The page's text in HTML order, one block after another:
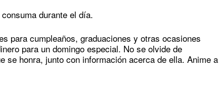
durante el día.
para cumpleaños, graduaciones y otras ocasiones
para un domingo especial. No se olvide de
se honra, junto con información acerca de ella. Anime a